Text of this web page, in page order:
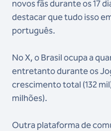
novos fãs durante os 17
destacar que tudo isso
português.
No X, o Brasil ocupa a
entretanto durante os
crescimento total (132
milhões).
Outra plataforma de